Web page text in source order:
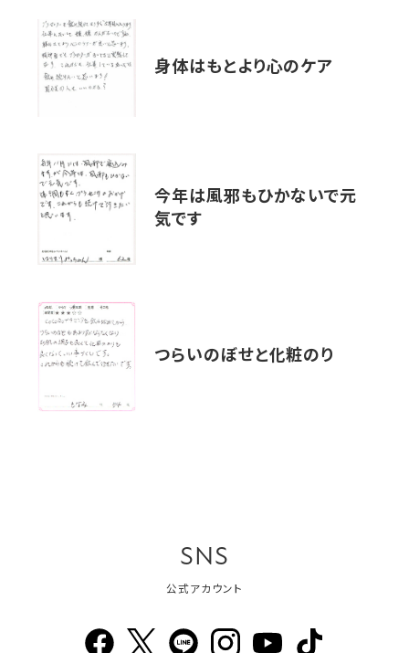
身体はもとより心のケア
今年は風邪もひかないで元
気です
つらいのぼせと化粧のり
SNS
公式アカウント